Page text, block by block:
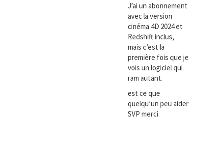
J’ai un abonnement
avec la version
cinéma 4D 2024 et
Redshift inclus,
mais c’est la
première fois que je
vois un logiciel qui
ram autant.
est ce que
quelqu’un peu aider
SVP merci